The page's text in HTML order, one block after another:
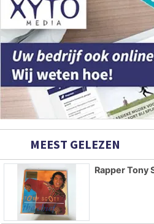
MEEST GELEZEN
Rapper Tony